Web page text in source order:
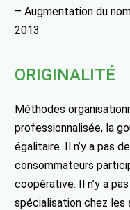
– Augmentation du
2013
ORIGINALITÉ
Méthodes
professionnalisée, la
égalitaire. Il n’y a pas
consommateurs
coopérative. Il n’y a
spécialisation chez les